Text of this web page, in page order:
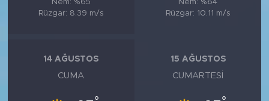
Rüzgar: 8.39 m/s
Rüzgar: 10.11 m/s
14 AĞUSTOS
CUMA
15 AĞUSTOS
CUMARTESI